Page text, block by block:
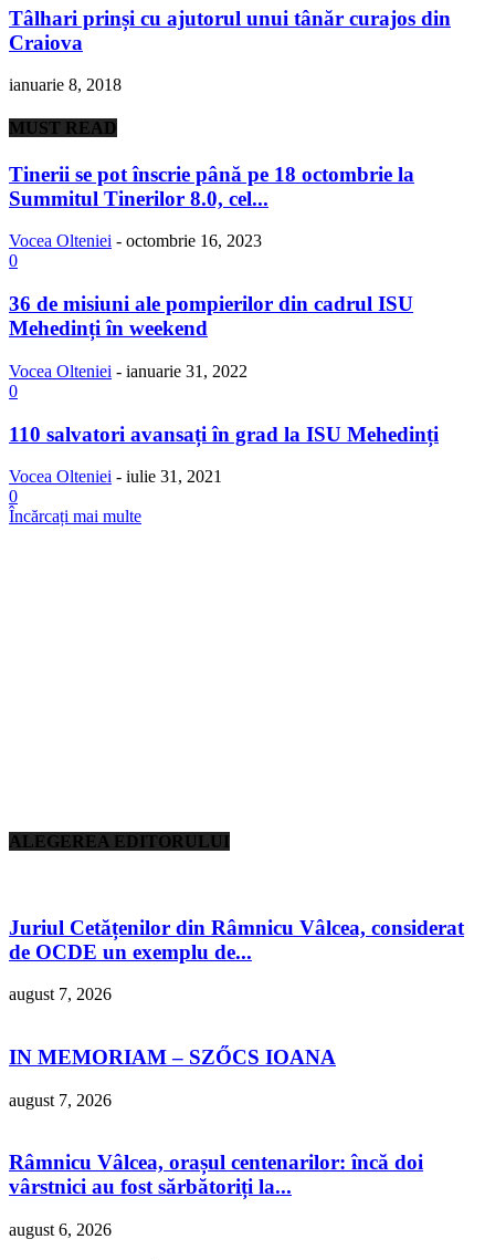
Tâlhari prinși cu ajutorul unui tânăr curajos din
Craiova
ianuarie 8, 2018
MUST READ
Tinerii se pot înscrie până pe 18 octombrie la
Summitul Tinerilor 8.0, cel...
Vocea Olteniei - octombrie 16, 2023
0
36 de misiuni ale pompierilor din cadrul ISU
Mehedinți în weekend
Vocea Olteniei - ianuarie 31, 2022
0
110 salvatori avansați în grad la ISU Mehedinți
Vocea Olteniei - iulie 31, 2021
0
Încărcați mai multe
ALEGEREA EDITORULUI
Juriul Cetățenilor din Râmnicu Vâlcea, considerat
de OCDE un exemplu de...
august 7, 2026
IN MEMORIAM – SZŐCS IOANA
august 7, 2026
Râmnicu Vâlcea, orașul centenarilor: încă doi
vârstnici au fost sărbătoriți la...
august 6, 2026